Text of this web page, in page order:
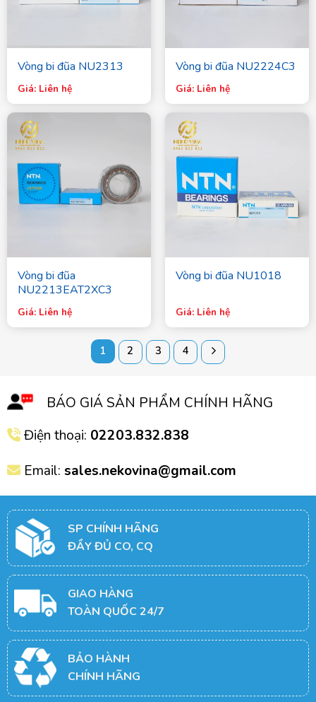
Vòng bi đũa NU2313
Giá: Liên hệ
Vòng bi đũa NU2224C3
Giá: Liên hệ
Vòng bi đũa
NU2213EAT2XC3
Giá: Liên hệ
Vòng bi đũa NU1018
Giá: Liên hệ
1 2 3 4
BÁO GIÁ SẢN PHẨM CHÍNH HÃNG
Điện thoại: 02203.832.838
Email: sales.nekovina@gmail.com
SP CHÍNH HÃNG
ĐẦY ĐỦ CO, CQ
GIAO HÀNG
TOÀN QUỐC 24/7
BẢO HÀNH
CHÍNH HÃNG